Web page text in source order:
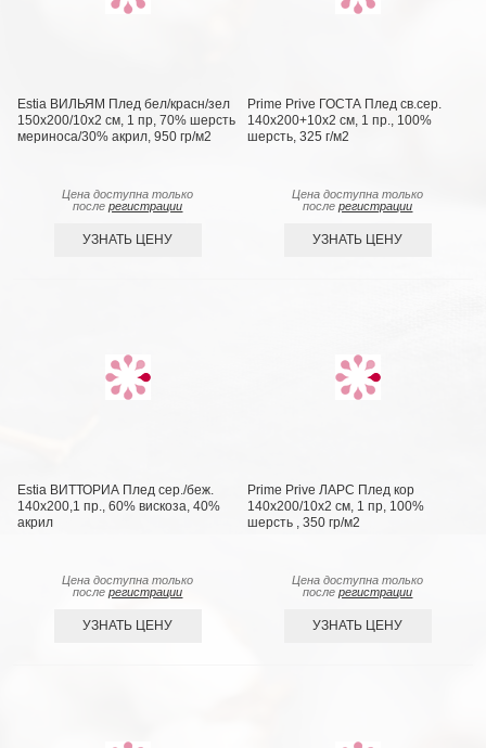
Estia ВИЛЬЯМ Плед бел/красн/зел
150х200/10х2 см, 1 пр, 70% шерсть
мериноса/30% акрил, 950 гр/м2
Цена доступна только
послерегистрации
УЗНАТЬ ЦЕНУ
Prime Prive ГОСТА Плед св.сер.
140х200+10х2 см, 1 пр., 100%
шерсть, 325 г/м2
Цена доступна только
послерегистрации
УЗНАТЬ ЦЕНУ
Estia ВИТТОРИА Плед сер./беж.
140х200,1 пр., 60% вискоза, 40%
акрил
Цена доступна только
послерегистрации
УЗНАТЬ ЦЕНУ
Prime Prive ЛАРС Плед кор
140х200/10х2 см, 1 пр, 100%
шерсть , 350 гр/м2
Цена доступна только
послерегистрации
УЗНАТЬ ЦЕНУ